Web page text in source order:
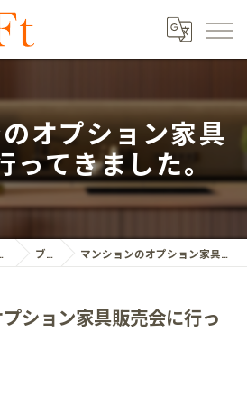
オプション家具
ってきました。
フト株式会社 ブログ マンションのオプション家具販売会に行ってきました。
ション家具販売会に行っ